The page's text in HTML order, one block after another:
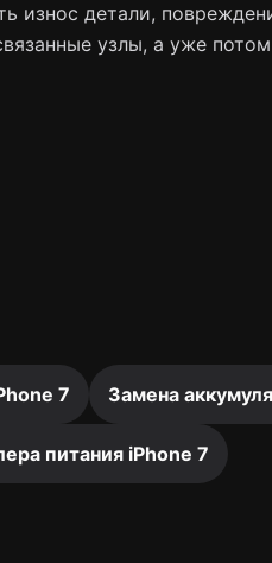
износ детали,
узлы, а уже
7 Замена
питания iPhone 7